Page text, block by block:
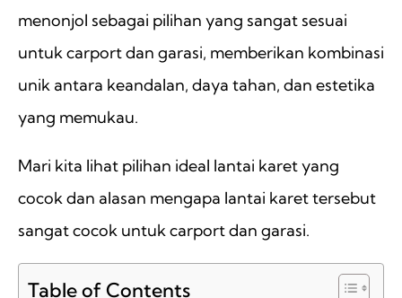
menonjol sebagai pilihan yang sangat sesuai
untuk carport dan garasi, memberikan kombinasi
unik antara keandalan, daya tahan, dan estetika
yang memukau.
Mari kita lihat pilihan ideal lantai karet yang
cocok dan alasan mengapa lantai karet tersebut
sangat cocok untuk carport dan garasi.
Table of Contents